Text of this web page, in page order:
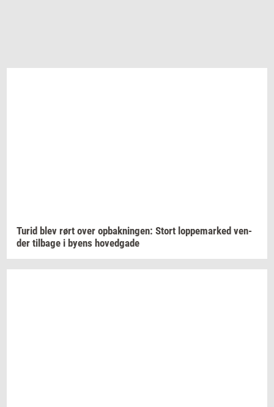
Turid blev rørt over op­bak­nin­gen: Stort lop­pe­mar­ked ven­
der til­ba­ge i byens ho­ved­ga­de